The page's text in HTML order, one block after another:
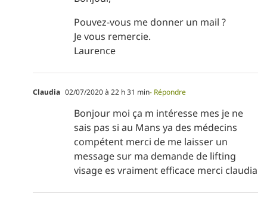
Pouvez-vous me donner un mail ?
Je vous remercie.
Laurence
Claudia 02/07/2020 à 22 h 31 min- Répondre
Bonjour moi ça m intéresse mes je ne
sais pas si au Mans ya des médecins
compétent merci de me laisser un
message sur ma demande de lifting
visage es vraiment efficace merci claudia